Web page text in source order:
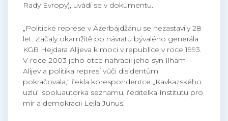
Rady Evropy), uvádí se v dokumentu.
„Politické represe v Ázerbájdžánu se nezastavily 28
let. Začaly okamžitě po návratu bývalého generála
KGB Hejdara Alijeva k moci v republice v roce 1993.
V roce 2003 jeho otce nahradil jeho syn Ilham
Alijev a politika represí vůči disidentům
pokračovala,“ řekla korespondentce „Kavkazského
uzlu“ spoluautorka seznamu, ředitelka Institutu pro
mír a demokracii Lejla Junus.